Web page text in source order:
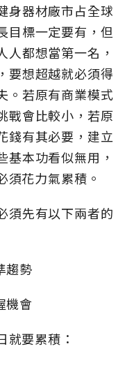
身器材廠市占全球
目標一定要有，但
人都想當第一名，
要想超越就必須得
。若原有商業模式
戰會比較小，若原
錢有其必要，建立
基本功看似無用，
須花力氣累積。
須先有以下兩者的
趨勢
機會
就要累積：